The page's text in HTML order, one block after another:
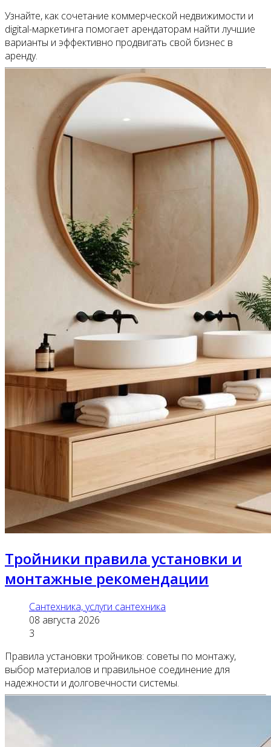
Узнайте, как сочетание коммерческой недвижимости и
digital-маркетинга помогает арендаторам найти лучшие
варианты и эффективно продвигать свой бизнес в
аренду.
Тройники правила установки и
монтажные рекомендации
Сантехника, услуги сантехника
08 августа 2026
3
Правила установки тройников: советы по монтажу,
выбор материалов и правильное соединение для
надежности и долговечности системы.